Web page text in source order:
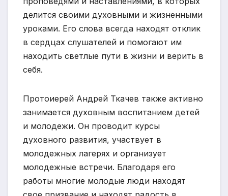
делится своими духовными и жизненными
уроками. Его слова всегда находят отклик
в сердцах слушателей и помогают им
находить светлые пути в жизни и верить в
себя.
Протоиерей Андрей Ткачев также активно
занимается духовным воспитанием детей
и молодежи. Он проводит курсы
духовного развития, участвует в
молодежных лагерях и организует
молодежные встречи. Благодаря его
работы многие молодые люди находят